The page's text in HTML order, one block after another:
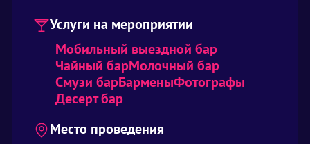
Услуги на мероприятии
Мобильный выездной бар
Чайный барМолочный бар
Смузи барБарменыФотографы
Десерт бар
Место проведения